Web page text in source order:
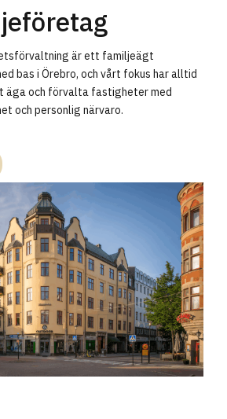
är ett familjeägt
bas i Örebro, och vårt fokus har alltid
äga och förvalta fastigheter med
och personlig närvaro.